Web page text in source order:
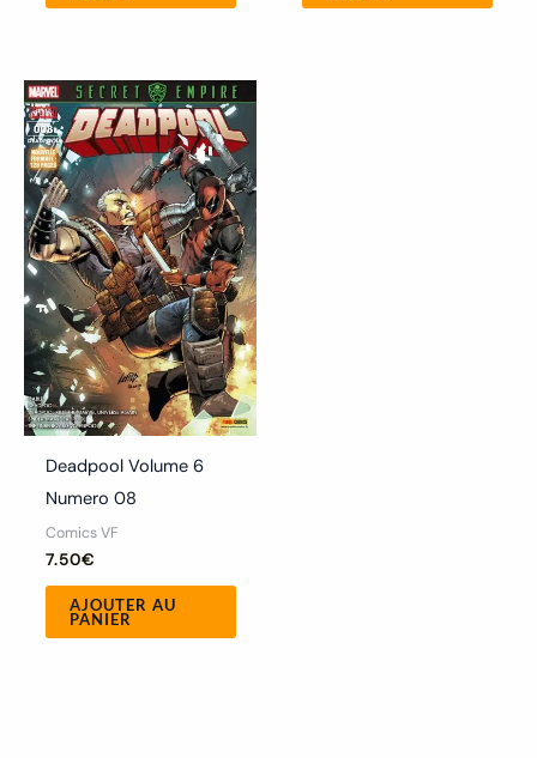
Deadpool Volume 6
Numero 08
Comics VF
7.50€
AJOUTER AU
PANIER